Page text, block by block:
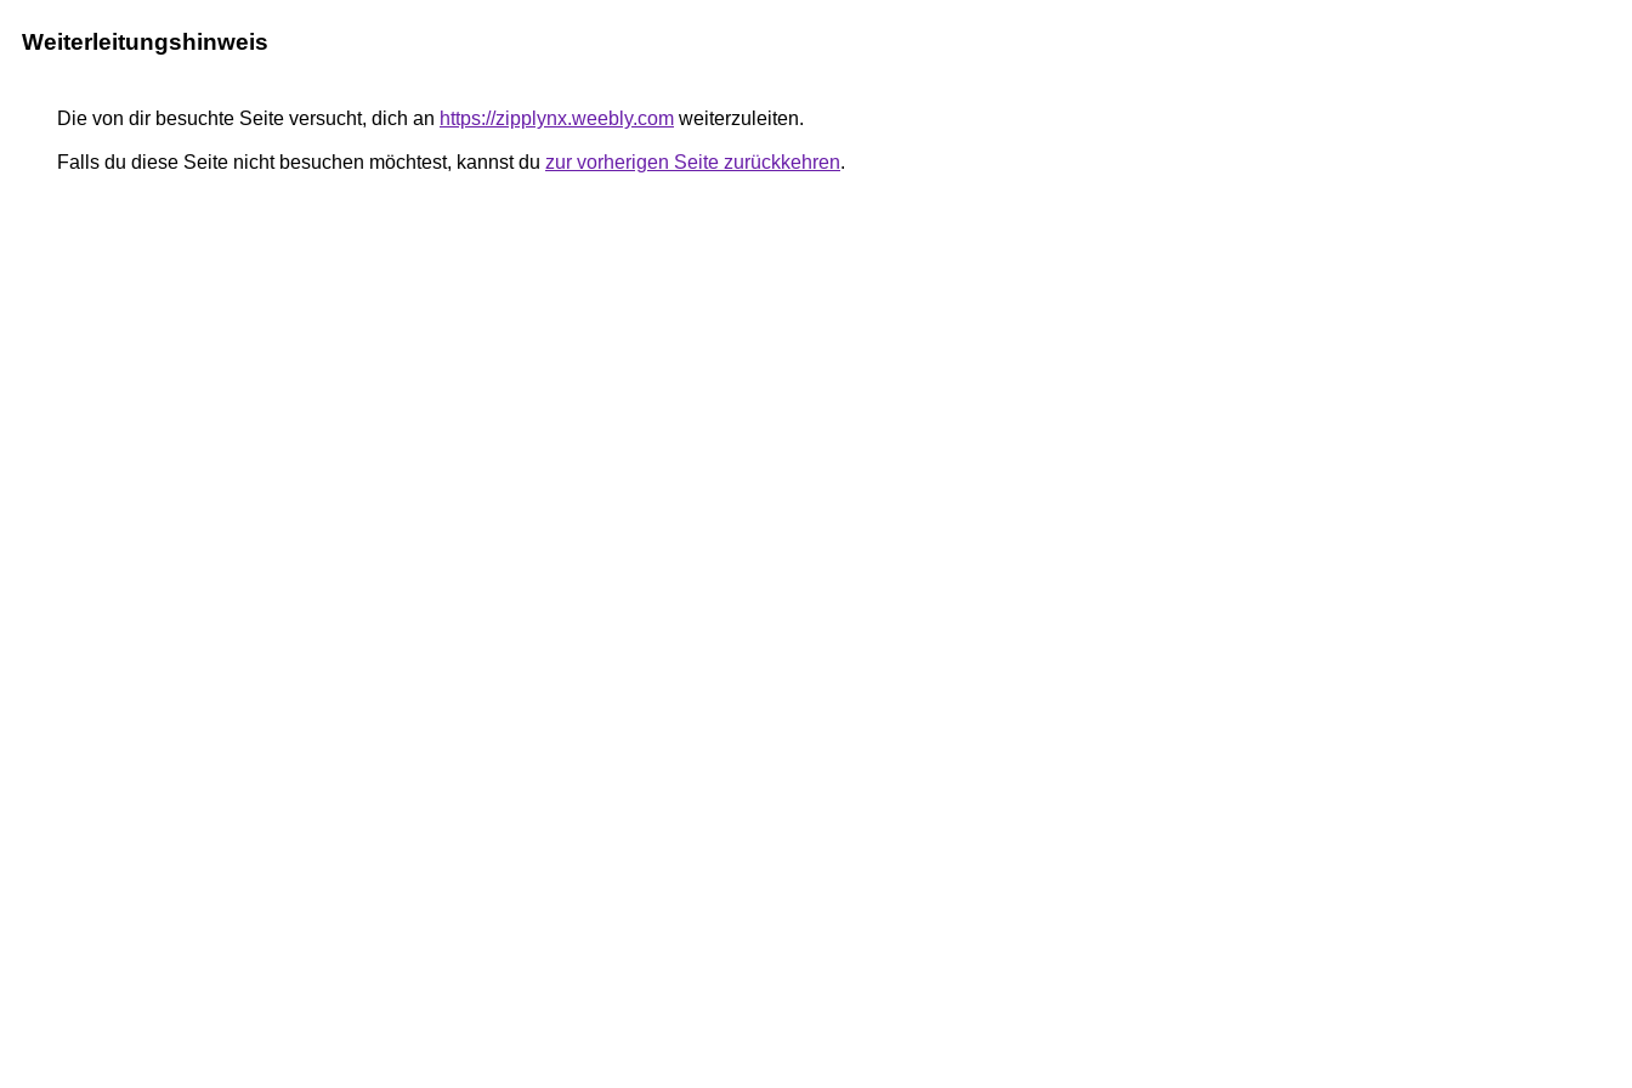
Weiterleitungshinweis
Die von dir besuchte Seite versucht, dich an https://zipplynx.weebly.com weiterzuleiten.
Falls du diese Seite nicht besuchen möchtest, kannst du zur vorherigen Seite zurückkehren.